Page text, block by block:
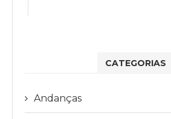
CATEGORIAS
Andanças